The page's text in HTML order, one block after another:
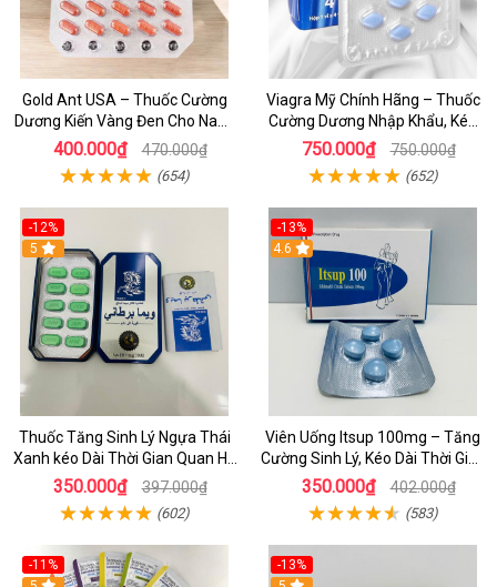
Gold Ant USA – Thuốc Cường
Dương Kiến Vàng Đen Cho Nam,
Kéo Dài Thời Gian Hiệu Quả
400.000₫ 470.000₫
(654)
Viagra Mỹ Chính Hãng – Thuốc
Cường Dương Nhập Khẩu, Kéo
Dài Thời Gian Quan Hệ
750.000₫ 750.000₫
(652)
-12%
5
Thuốc Tăng Sinh Lý Ngựa Thái
Xanh kéo Dài Thời Gian Quan Hệ
Cho Nam _ dochoijapan.com
350.000₫ 397.000₫
(602)
-13%
4.6
Viên Uống Itsup 100mg – Tăng
Cường Sinh Lý, Kéo Dài Thời Gian
Quan Hệ Cho Nam
350.000₫ 402.000₫
(583)
-11%
-13%